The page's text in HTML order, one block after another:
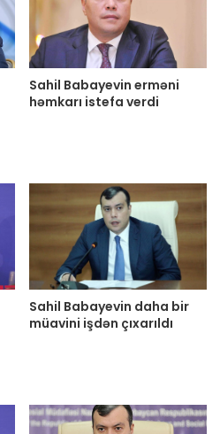
Sahil Babayevin erməni
həmkarı istefa verdi
Sahil Babayevin daha bir
müavini işdən çıxarıldı